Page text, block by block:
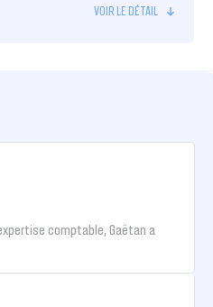
comptable, Gaëtan a